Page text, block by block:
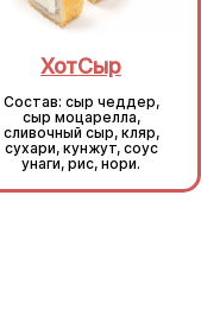
ХотСыр
Состав: сыр чеддер,
сыр моцарелла,
сливочный сыр, кляр,
сухари, кунжут, соус
унаги, рис, нори.